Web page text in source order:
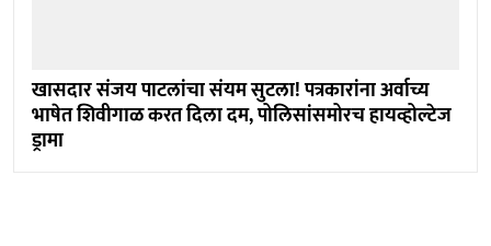
खासदार संजय पाटलांचा संयम सुटला! पत्रकारांना अर्वाच्य
भाषेत शिवीगाळ करत दिला दम, पोलिसांसमोरच हायव्होल्टेज
ड्रामा